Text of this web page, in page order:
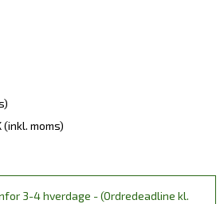
(inkl. moms)
3-4 hverdage - (Ordredeadline kl.